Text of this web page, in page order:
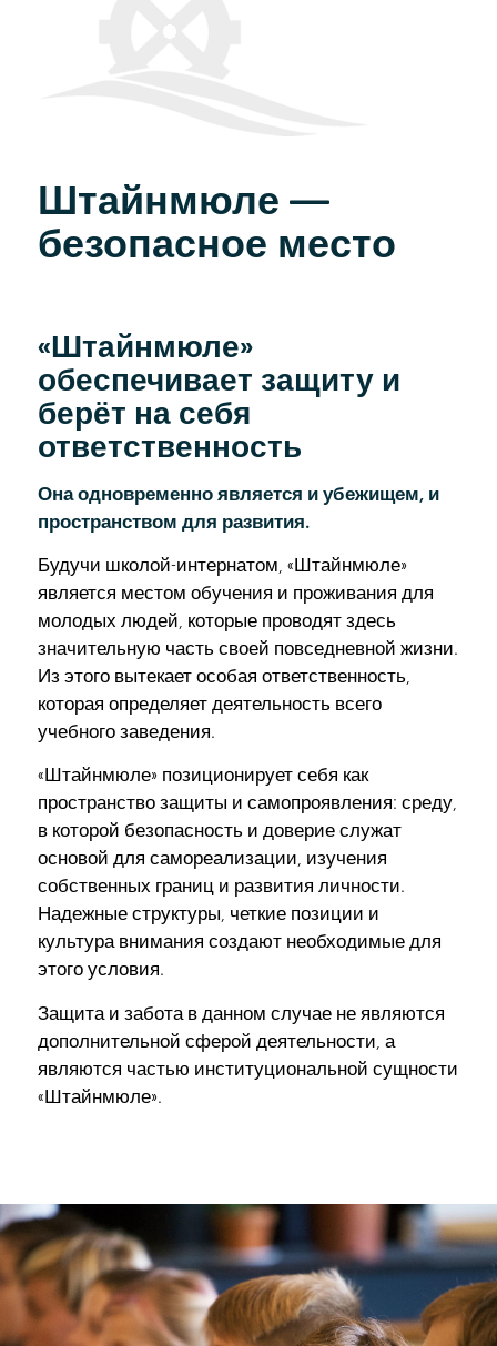
Штайнмюле —
безопасное место
«Штайнмюле»
обеспечивает защиту и
берёт на себя
ответственность
Она одновременно является и убежищем, и
пространством для развития.
Будучи школой-интернатом, «Штайнмюле»
является местом обучения и проживания для
молодых людей, которые проводят здесь
значительную часть своей повседневной жизни.
Из этого вытекает особая ответственность,
которая определяет деятельность всего
учебного заведения.
«Штайнмюле» позиционирует себя как
пространство защиты и самопроявления: среду,
в которой безопасность и доверие служат
основой для самореализации, изучения
собственных границ и развития личности.
Надежные структуры, четкие позиции и
культура внимания создают необходимые для
этого условия.
Защита и забота в данном случае не являются
дополнительной сферой деятельности, а
являются частью институциональной сущности
«Штайнмюле».